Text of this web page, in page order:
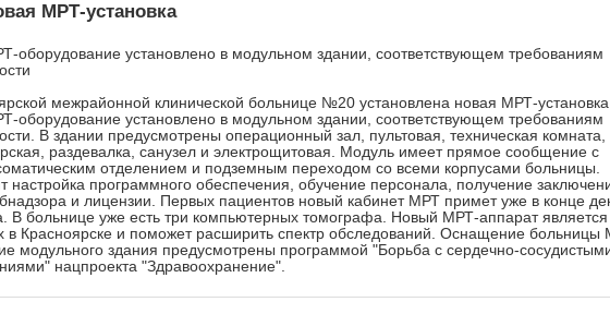
МРТ-установка
оборудование установлено в модульном здании, соответствующем требованиям
межрайонной клинической больнице №20 установлена новая МРТ-установка.
оборудование установлено в модульном здании, соответствующем требованиям
В здании предусмотрены операционный зал, пультовая, техническая комната,
раздевалка, санузел и электрощитовая. Модуль имеет прямое сообщение с
отделением и подземным переходом со всеми корпусами больницы.
настройка программного обеспечения, обучение персонала, получение
и лицензии. Первых пациентов новый кабинет МРТ примет уже в конце
В больнице уже есть три компьютерных томографа. Новый МРТ-аппарат
в Красноярске и поможет расширить спектр обследований. Оснащение больницы
модульного здания предусмотрены программой "Борьба с сердечно-
нацпроекта "Здравоохранение".